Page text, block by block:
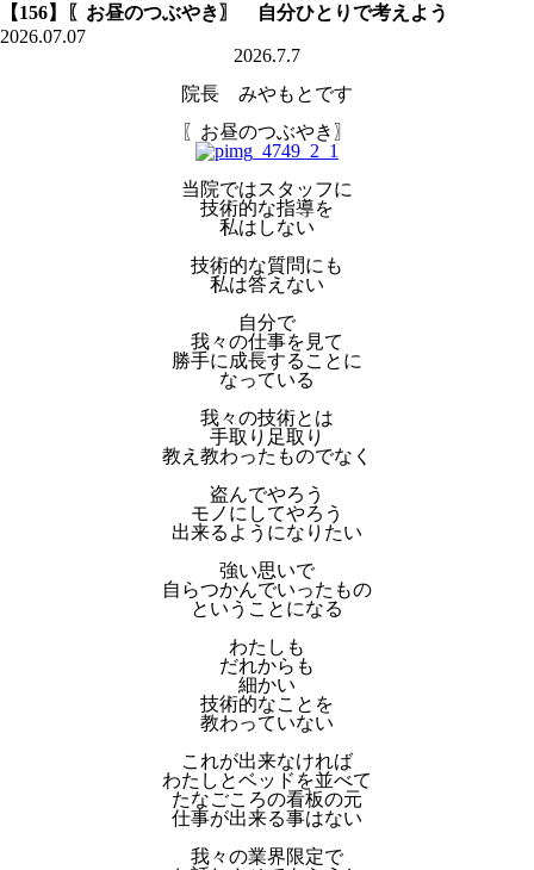
【156】〖お昼のつぶやき〗 自分ひとりで考えよう
2026.07.07
2026.7.7
院長 みやもとです
〖お昼のつぶやき〗
当院ではスタッフに
技術的な指導を
私はしない
技術的な質問にも
私は答えない
自分で
我々の仕事を見て
勝手に成長することに
なっている
我々の技術とは
手取り足取り
教え教わったものでなく
盗んでやろう
モノにしてやろう
出来るようになりたい
強い思いで
自らつかんでいったもの
ということになる
わたしも
だれからも
細かい
技術的なことを
教わっていない
これが出来なければ
わたしとベッドを並べて
たなごころの看板の元
仕事が出来る事はない
我々の業界限定で